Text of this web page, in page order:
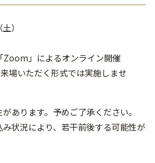
）
Zoom」によるオンライン開催
場いただく形式では実施しませ
あります。予めご了承ください。
状況により、若干前後する可能性が